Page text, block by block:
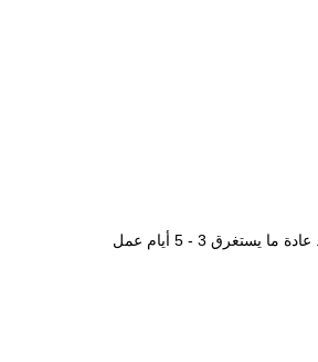
عادة ما يستغرق 3 - 5 أيام عمل